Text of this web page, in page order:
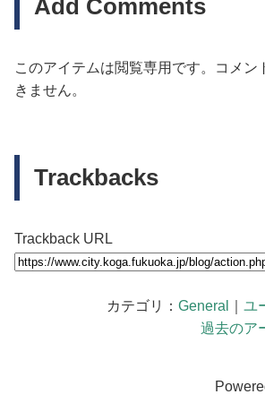
Add Comments
このアイテムは閲覧専用です。コメン
きません。
Trackbacks
Trackback URL
カテゴリ： General ユ
過去のア